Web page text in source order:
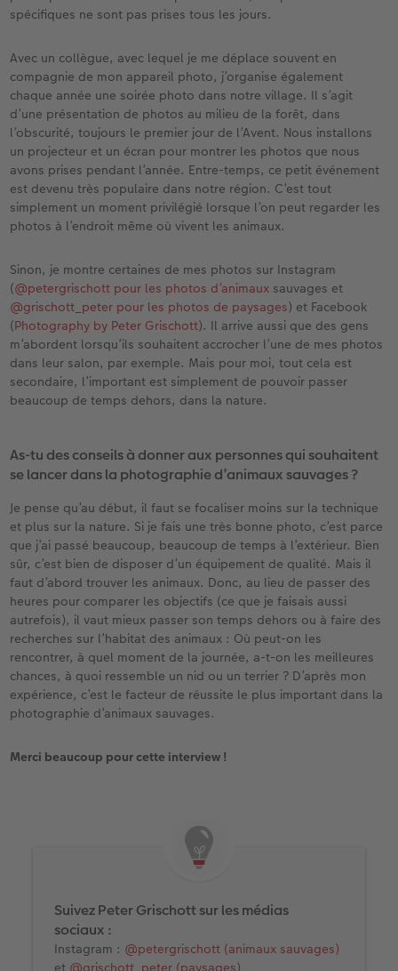
spécifiques ne sont pas prises tous les jours.
Avec un collègue, avec lequel je me déplace souvent en
compagnie de mon appareil photo, j’organise également
chaque année une soirée photo dans notre village. Il s’agit
d’une présentation de photos au milieu de la forêt, dans
l’obscurité, toujours le premier jour de l’Avent. Nous installons
un projecteur et un écran pour montrer les photos que nous
avons prises pendant l’année. Entre-temps, ce petit événement
est devenu très populaire dans notre région. C’est tout
simplement un moment privilégié lorsque l’on peut regarder les
photos à l’endroit même où vivent les animaux.
Sinon, je montre certaines de mes photos sur Instagram
(@petergrischott pour les photos d’animaux sauvages et
@grischott_peter pour les photos de paysages) et Facebook
(Photography by Peter Grischott). Il arrive aussi que des gens
m’abordent lorsqu’ils souhaitent accrocher l’une de mes photos
dans leur salon, par exemple. Mais pour moi, tout cela est
secondaire, l’important est simplement de pouvoir passer
beaucoup de temps dehors, dans la nature.
As-tu des conseils à donner aux personnes qui souhaitent
se lancer dans la photographie d’animaux sauvages ?
Je pense qu’au début, il faut se focaliser moins sur la technique
et plus sur la nature. Si je fais une très bonne photo, c’est parce
que j’ai passé beaucoup, beaucoup de temps à l’extérieur. Bien
sûr, c’est bien de disposer d’un équipement de qualité. Mais il
faut d’abord trouver les animaux. Donc, au lieu de passer des
heures pour comparer les objectifs (ce que je faisais aussi
autrefois), il vaut mieux passer son temps dehors ou à faire des
recherches sur l’habitat des animaux : Où peut-on les
rencontrer, à quel moment de la journée, a-t-on les meilleures
chances, à quoi ressemble un nid ou un terrier ? D’après mon
expérience, c’est le facteur de réussite le plus important dans la
photographie d’animaux sauvages.
Merci beaucoup pour cette interview !
Suivez Peter Grischott sur les médias
sociaux :
Instagram : @petergrischott (animaux sauvages)
et @grischott_peter (paysages)